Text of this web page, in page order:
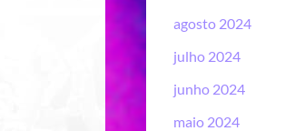
agosto 2024
julho 2024
junho 2024
maio 2024